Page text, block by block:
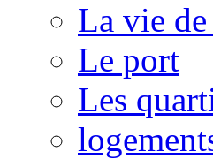
La vie
Le port
Les